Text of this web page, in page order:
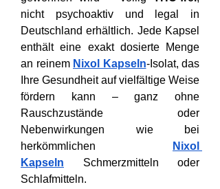
nicht psychoaktiv und legal in
Deutschland erhältlich. Jede Kapsel
enthält eine exakt dosierte Menge
an reinem Nixol Kapseln-Isolat, das
Ihre Gesundheit auf vielfältige Weise
fördern kann – ganz ohne
Rauschzustände oder
Nebenwirkungen wie bei
herkömmlichen
Nixol
Kapseln Schmerzmitteln oder
Schlafmitteln.